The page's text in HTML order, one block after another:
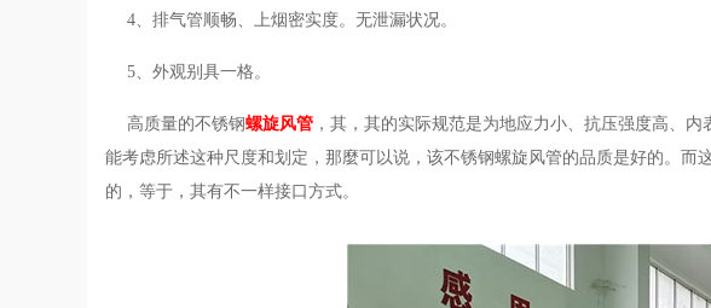
4、排气管顺畅、上烟密实度。无泄漏状况。
5、外观别具一格。
高质量的不锈钢螺旋风管，其，其的实际规范是为地应力小、抗压强度高、
能考虑所述这种尺度和划定，那麼可以说，该不锈钢螺旋风管的品质是好的。
的，等于，其有不一样接口方式。